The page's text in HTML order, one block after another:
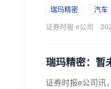
瑞玛精密 汽车
证券时报·e公司
瑞玛精密：暂
证券时报e公司讯